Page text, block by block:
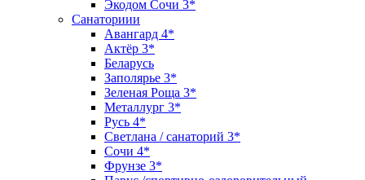
Экодом Сочи 3*
Санаториии
Авангард 4*
Актёр 3*
Беларусь
Заполярье 3*
Зеленая Роща 3*
Металлург 3*
Русь 4*
Светлана / санаторий 3*
Сочи 4*
Фрунзе 3*